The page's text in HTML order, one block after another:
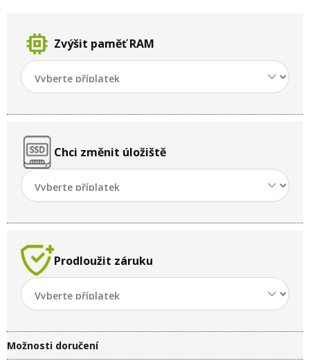
memory Zvýšit paměť RAM
Chci změnit úložiště
Prodloužit záruku
Možnosti doručení